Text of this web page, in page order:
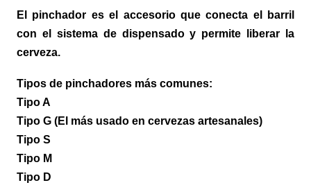
El pinchador es el accesorio que conecta el barril
con el sistema de dispensado y permite liberar la
cerveza.
Tipos de pinchadores más comunes:
Tipo A
Tipo G (El más usado en cervezas artesanales)
Tipo S
Tipo M
Tipo D